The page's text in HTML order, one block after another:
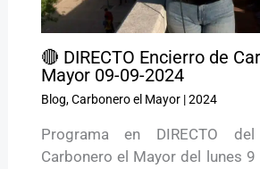
🔴 DIRECTO Encierro de
Mayor 09-09-2024
Blog,Carbonero el Mayor|2024
Programa en DIRECTO
Carbonero el Mayor del lunes